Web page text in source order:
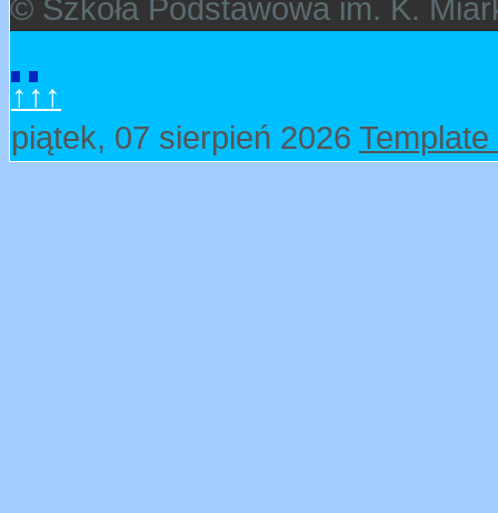
© Szkoła Podstawowa im. K.
↑↑↑
piątek, 07 sierpień 2026